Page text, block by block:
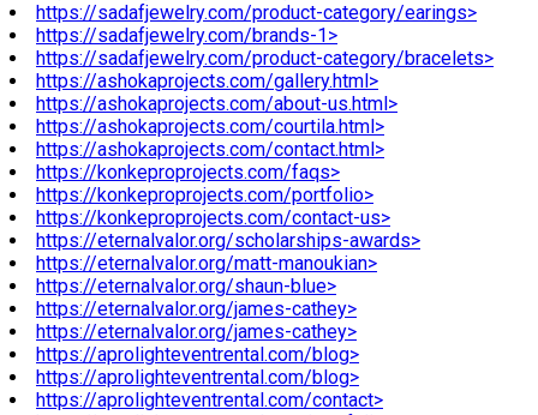
https://sadafjewelry.com/product-category/earings>
https://sadafjewelry.com/brands-1>
https://sadafjewelry.com/product-category/bracelets>
https://ashokaprojects.com/gallery.html>
https://ashokaprojects.com/about-us.html>
https://ashokaprojects.com/courtila.html>
https://ashokaprojects.com/contact.html>
https://konkeproprojects.com/faqs>
https://konkeproprojects.com/portfolio>
https://konkeproprojects.com/contact-us>
https://eternalvalor.org/scholarships-awards>
https://eternalvalor.org/matt-manoukian>
https://eternalvalor.org/shaun-blue>
https://eternalvalor.org/james-cathey>
https://eternalvalor.org/james-cathey>
https://aprolighteventrental.com/blog>
https://aprolighteventrental.com/blog>
https://aprolighteventrental.com/contact>